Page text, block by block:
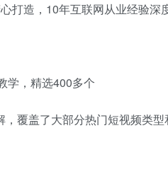
打造，10年互联网从业经验深
学，精选400多个
覆盖了大部分热门短视频类型